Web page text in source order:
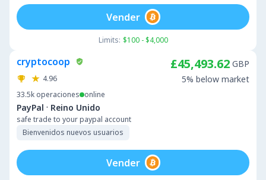
Limits: $100 - $4,000
Vender
cryptocoop
4.96
33.5k operaciones online
PayPal · Reino Unido
safe trade to your paypal account
Bienvenidos nuevos usuarios
£45,493.62 GBP
5% below market
Vender